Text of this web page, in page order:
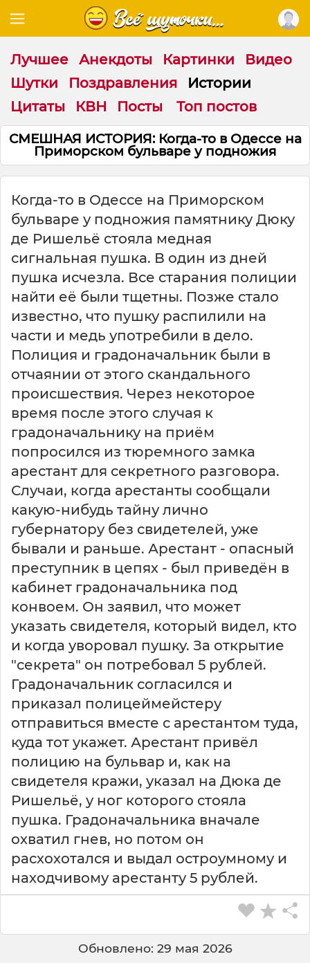
Лучшее Анекдоты Картинки
Видео
Шутки
Поздравления
Истории
Цитаты
КВН Посты Топ постов
СМЕШНАЯ ИСТОРИЯ: Когда-то в Одессе на
Приморском бульваре у подножия
Когда-то в Одессе на Приморском
бульваре у подножия памятнику Дюку
де Ришельё стояла медная
сигнальная пушка. В один из дней
пушка исчезла. Все старания полиции
найти её были тщетны. Позже стало
известно, что пушку распилили на
части и медь употребили в дело.
Полиция и градоначальник были в
отчаянии от этого скандального
происшествия. Через некоторое
время после этого случая к
градоначальнику на приём
попросился из тюремного замка
арестант для секретного разговора.
Случаи, когда арестанты сообщали
какую-нибудь тайну лично
губернатору без свидетелей, уже
бывали и раньше. Арестант - опасный
преступник в цепях - был приведён в
кабинет градоначальника под
конвоем. Он заявил, что может
указать свидетеля, который видел, кто
и когда уворовал пушку. За открытие
"секрета" он потребовал 5 рублей.
Градоначальник согласился и
приказал полицеймейстеру
отправиться вместе с арестантом туда,
куда тот укажет. Арестант привёл
полицию на бульвар и, как на
свидетеля кражи, указал на Дюка де
Ришельё, у ног которого стояла
пушка. Градоначальника вначале
охватил гнев, но потом он
расхохотался и выдал остроумному и
находчивому арестанту 5 рублей.
Обновлено: 29 мая 2026